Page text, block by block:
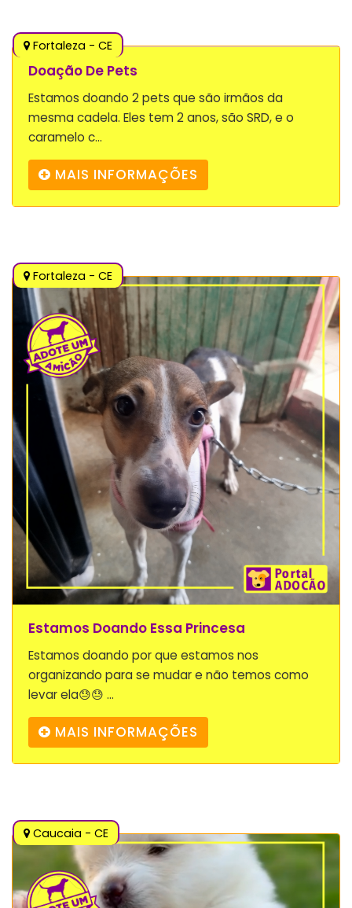
Fortaleza - CE
Doação De Pets
Estamos doando 2 pets que são irmãos da
mesma cadela. Eles tem 2 anos, são SRD, e o
caramelo c...
MAIS INFORMAÇÕES
Fortaleza - CE
Estamos Doando Essa Princesa
Estamos doando por que estamos nos
organizando para se mudar e não temos como
levar ela😓😓 ...
MAIS INFORMAÇÕES
Caucaia - CE